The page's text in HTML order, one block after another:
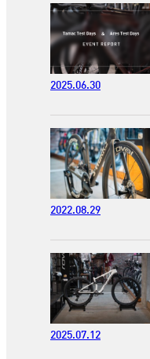
2025.06.30
2022.08.29
2025.07.12